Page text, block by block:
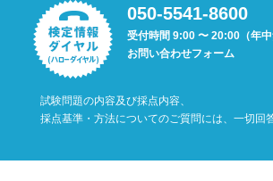
050-5541-8600
受付時間 9:00 〜 20:00（年中
お問い合わせフォーム
試験問題の内容及び採点内容、
採点基準・方法についてのご質問には、一切回